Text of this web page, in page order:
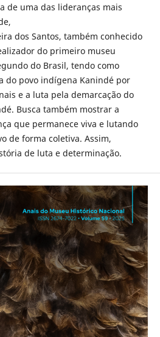
de uma das lideranças mais
dos Santos, também conhecido
do primeiro museu
do Brasil, tendo como
do povo indígena Kanindé por
e a luta pela demarcação do
Busca também mostrar a
que permanece viva e lutando
de forma coletiva. Assim,
de luta e determinação.